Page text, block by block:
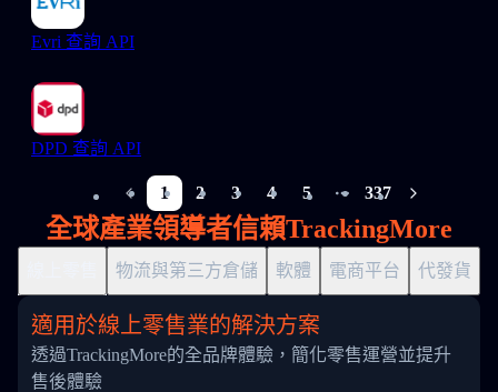
Evri 查詢 API
DPD 查詢 API
1 2 3 4 5
More pages
337
全球產業領導者信賴TrackingMore
物流與第三方倉儲 軟體 電商平台 代發貨
適用於線上零售業的解決方案
透過TrackingMore的全品牌體驗，簡化零售運營並提升
售後體驗